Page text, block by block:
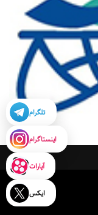
تلگرام
اینستاگرام
آپارات
ایکس